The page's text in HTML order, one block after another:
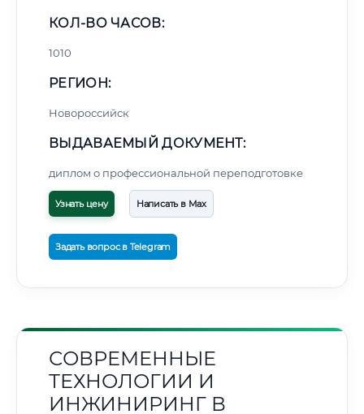
КОЛ-ВО ЧАСОВ:
1010
РЕГИОН:
Новороссийск
ВЫДАВАЕМЫЙ ДОКУМЕНТ:
диплом о профессиональной переподготовке
Узнать цену Написать в Max
Задать вопрос в Telegram
СОВРЕМЕННЫЕ
ТЕХНОЛОГИИ И
ИНЖИНИРИНГ В